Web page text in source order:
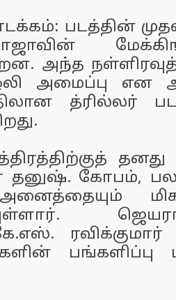
படத்தின்
அந்த நள்ளிரவுத்
அமைப்பு என
த்ரில்லர்
தனுஷ். கோபம்,
மிக
பங்களிப்பு